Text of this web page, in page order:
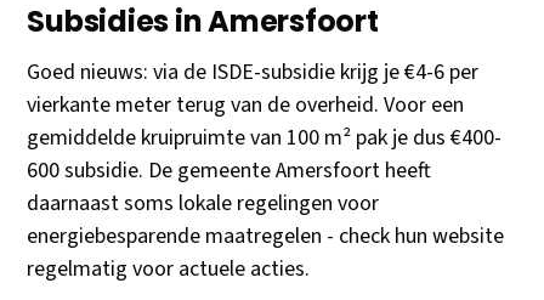
Subsidies in Amersfoort
Goed nieuws: via de ISDE-subsidie krijg je €4-6 per
vierkante meter terug van de overheid. Voor een
gemiddelde kruipruimte van 100 m² pak je dus €400-
600 subsidie. De gemeente Amersfoort heeft
daarnaast soms lokale regelingen voor
energiebesparende maatregelen - check hun website
regelmatig voor actuele acties.